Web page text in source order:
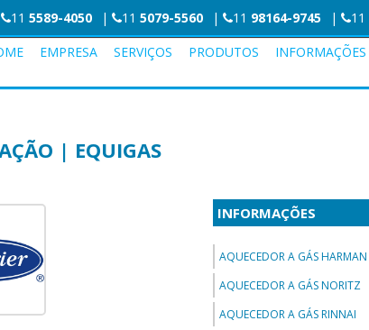
| 11
| 11 98164-9745
| 11 5079-5560
11 5589-4050
EMPRESA SERVIÇOS PRODUTOS INFORMAÇÕES
| EQUIGAS
INFORMAÇÕES
AQUECEDOR A GÁS HARMAN
AQUECEDOR A GÁS NORITZ
AQUECEDOR A GÁS RINNAI